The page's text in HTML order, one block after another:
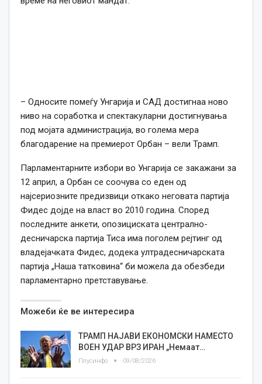
– Односите помеѓу Унгарија и САД достигнаа ново
ниво на соработка и спектакуларни достигнувања
под мојата администрација, во голема мера
благодарение на премиерот Орбан – вели Трамп.
Парламентарните избори во Унгарија се закажани за
12 април, а Орбан се соочува со еден од
најсериозните предизвици откако неговата партија
Фидес дојде на власт во 2010 година. Според
последните анкети, опозициската централно-
десничарска партија Тиса има поголем рејтинг од
владејачката Фидес, додека ултрадесничарската
партија „Наша татковина“ би можела да обезбеди
парламентарно претставување.
Можеби ќе ве интересира
ТРАМП НАЈАВИ ЕКОНОМСКИ НАМЕСТО
ВОЕН УДАР ВРЗ ИРАН „Немаат…
Плусинфо 09/08/2026